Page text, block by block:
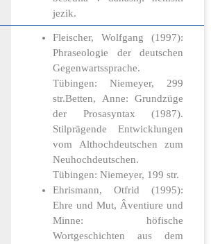
jezik.
Fleischer, Wolfgang (1997):
Phraseologie der deutschen
Gegenwartssprache.
Tübingen: Niemeyer, 299
str.Betten, Anne: Grundzüge
der Prosasyntax (1987).
Stilprägende Entwicklungen
vom Althochdeutschen zum
Neuhochdeutschen.
Tübingen: Niemeyer, 199 str.
Ehrismann, Otfrid (1995):
Ehre und Mut, Âventiure und
Minne: höfische
Wortgeschichten aus dem